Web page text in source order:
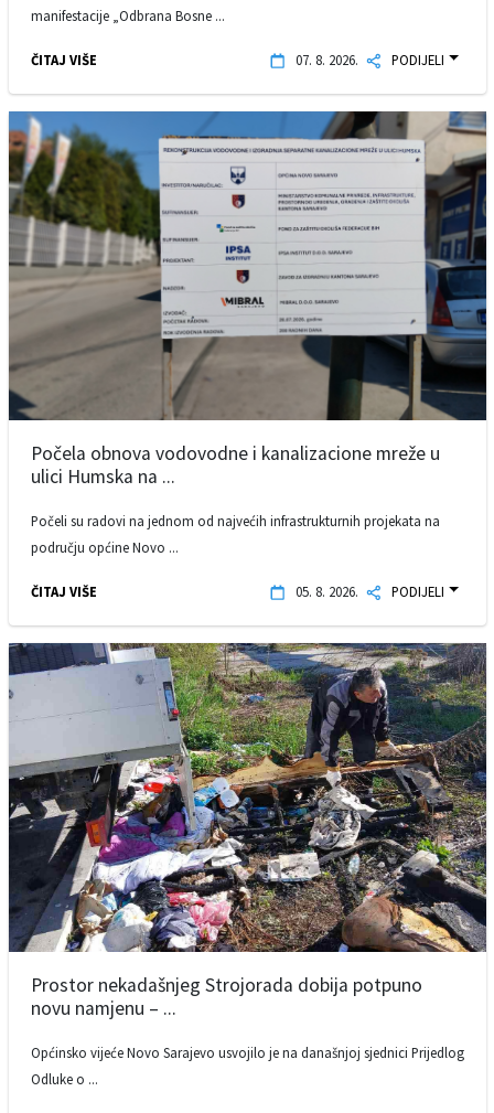
manifestacije „Odbrana Bosne ...
ČITAJ VIŠE 07. 8. 2026. PODIJELI
Počela obnova vodovodne i kanalizacione mreže u
ulici Humska na ...
Počeli su radovi na jednom od najvećih infrastrukturnih projekata na
području općine Novo ...
ČITAJ VIŠE 05. 8. 2026. PODIJELI
Prostor nekadašnjeg Strojorada dobija potpuno
novu namjenu – ...
Općinsko vijeće Novo Sarajevo usvojilo je na današnjoj sjednici Prijedlog
Odluke o ...